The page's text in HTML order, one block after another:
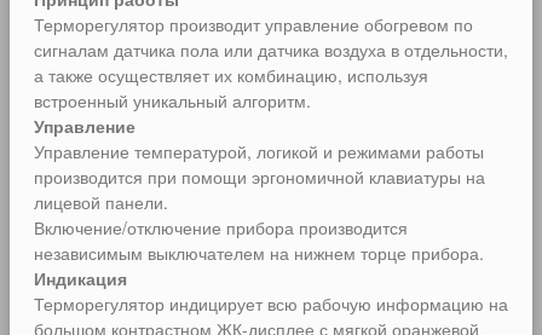
Терморегулятор производит управление обогревом по
сигналам датчика пола или датчика воздуха в отдельности,
а также осуществляет их комбинацию, используя
встроенный уникальный алгоритм.
Управление
Управление температурой, логикой и режимами работы
производится при помощи эргономичной клавиатуры на
лицевой панели.
Включение/отключение прибора производится
независимым выключателем на нижнем торце прибора.
Индикация
Терморегулятор индицирует всю рабочую информацию на
большом контрастном ЖК-дисплее с мягкой оранжевой